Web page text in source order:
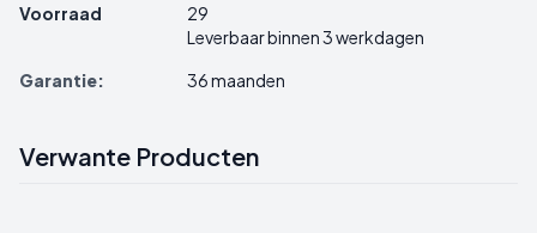
Voorraad
29
Leverbaar binnen 3 werkdagen
Garantie:
36 maanden
Verwante Producten